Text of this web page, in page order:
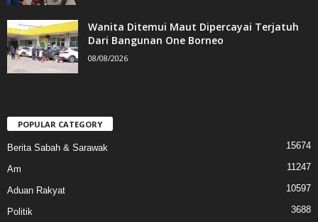
Wanita Ditemui Maut Dipercayai Terjatuh
Dari Bangunan One Borneo
08/08/2026
POPULAR CATEGORY
Berita Sabah & Sarawak 15674
Am 11247
Aduan Rakyat 10597
Politik 3688